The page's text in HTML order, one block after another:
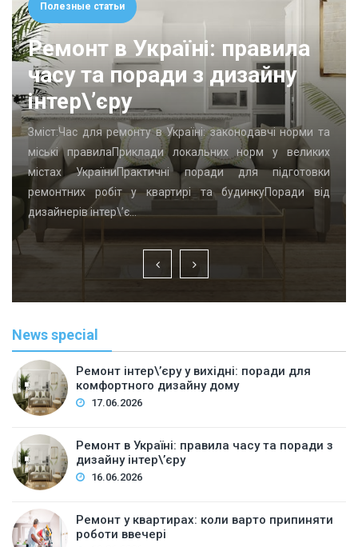
Полезные статьи
Ремонт в Україні: правила
часу та поради з дизайну
інтер\’єру
Зміст:Час для ремонту в Україні: законодавчі норми та
міські правилаПриклади локальних норм у великих
містах УкраїниПрактичні поради для підготовки
ремонтних робіт у квартирі та будинкуПоради від
дизайнерів інтер\’є…
News special
Ремонт інтер\’єру у вихідні: поради для
комфортного дизайну дому
17.06.2026
Ремонт в Україні: правила часу та поради з
дизайну інтер\’єру
16.06.2026
Ремонт у квартирах: коли варто припиняти
роботи ввечері